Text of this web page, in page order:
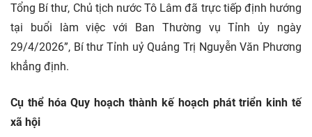
Tổng Bí thư, Chủ tịch nước Tô Lâm đã trực tiếp định hướng
tại buổi làm việc với Ban Thường vụ Tỉnh ủy ngày
29/4/2026”, Bí thư Tỉnh uỷ Quảng Trị Nguyễn Văn Phương
khẳng định.
Cụ thể hóa Quy hoạch thành kế hoạch phát triển kinh tế
xã hội